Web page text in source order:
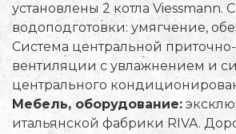
установлены 2 котла Viessmann.
водоподготовки: умягчение,
Система центральной
вентиляции с увлажнением и
центрального
Мебель, оборудование:
итальянской фабрики RIVA.